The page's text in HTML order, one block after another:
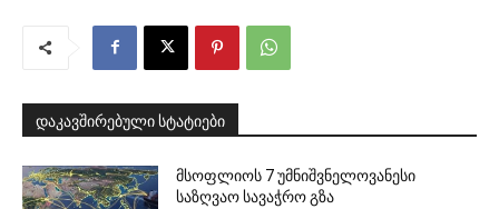
დაკავშირებული სტატიები
მსოფლიოს 7 უმნიშვნელოვანესი
საზღვაო სავაჭრო გზა